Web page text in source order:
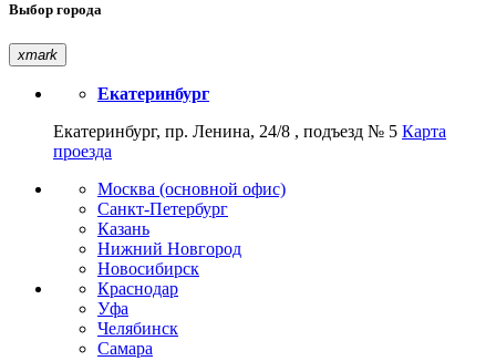
Выбор города
xmark
Екатеринбург
Екатеринбург, пр. Ленина, 24/8 , подъезд № 5 Карта
проезда
Москва (основной офис)
Санкт-Петербург
Казань
Нижний Новгород
Новосибирск
Краснодар
Уфа
Челябинск
Самара